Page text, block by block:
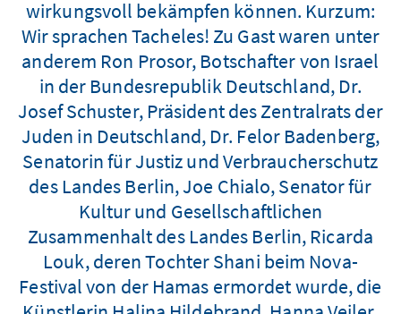
wirkungsvoll bekämpfen können. Kurzum:
Wir sprachen Tacheles! Zu Gast waren unter
anderem Ron Prosor, Botschafter von Israel
in der Bundesrepublik Deutschland, Dr.
Josef Schuster, Präsident des Zentralrats der
Juden in Deutschland, Dr. Felor Badenberg,
Senatorin für Justiz und Verbraucherschutz
des Landes Berlin, Joe Chialo, Senator für
Kultur und Gesellschaftlichen
Zusammenhalt des Landes Berlin, Ricarda
Louk, deren Tochter Shani beim Nova-
Festival von der Hamas ermordet wurde, die